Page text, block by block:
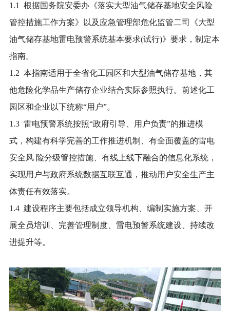
1.1 根据国务院安委办《落实大型油气储存基地安全风险
管控措施工作方案》以及应急管理部危化监管二司《大型
油气储存基地雷电预警系统基本要求(试行)》要求，制定本
指南。
1.2 本指南适用于全省化工园区和大型油气储存基地，其
他危险化学品生产储存企业结合实际参照执行。前述化工
园区和企业以下统称“用户”。
1.3 雷电预警系统按照“政府引导、用户负责”的推进模
式，构建有科学完善的工作推进机制、有全面覆盖的雷电
安全风 险分级管控措施、有线上线下融合的信息化系统，
实现用户与政府系统数据互联互通，推动用户安全生产主
体责任有效落实。
1.4 建设程序主要包括成立领导机构、编制实施方案、开
展全员培训、完善管理制度、雷电预警系统建设、持续改
进提升等。